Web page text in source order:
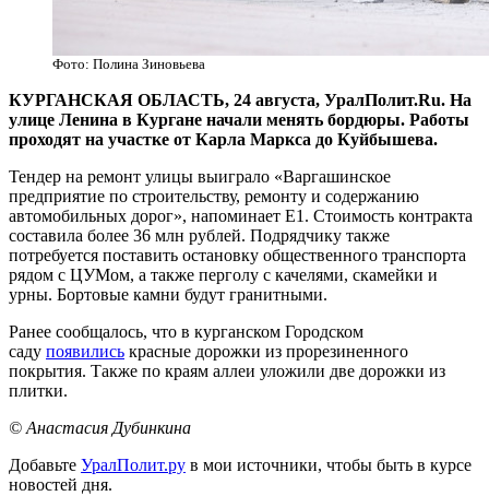
Фото: Полина Зиновьева
​КУРГАНСКАЯ ОБЛАСТЬ, 24 августа, УралПолит.Ru. На
улице Ленина в Кургане начали менять бордюры. Работы
проходят на участке от Карла Маркса до Куйбышева.
Тендер на ремонт улицы выиграло «Варгашинское
предприятие по строительству, ремонту и содержанию
автомобильных дорог», напоминает Е1. Стоимость контракта
составила более 36 млн рублей. Подрядчику также
потребуется поставить остановку общественного транспорта
рядом с ЦУМом, а также перголу с качелями, скамейки и
урны. Бортовые камни будут гранитными.
Ранее сообщалось, что в курганском Городском
саду появились красные дорожки из прорезиненного
покрытия. Также по краям аллеи уложили две дорожки из
плитки.
© Анастасия Дубинкина
Добавьте УралПолит.ру в мои источники, чтобы быть в курсе
новостей дня.